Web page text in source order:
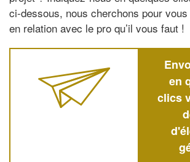
ci-dessous, nous cherchons pour
en relation avec le pro qu’il vous faut !
en
clics